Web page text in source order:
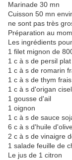
Marinade 30 mn
Cuisson 50 mn
ne sont pas très
Préparation au
Les ingrédients
1 filet mignon de
1 c à s de persil
1 c à s de romarin
1 c à s de thym
1 c à s d'origan
1 gousse d'ail
1 oignon
1 c à s de sauce
6 c à s d'huile
2 c à s de vinaigre
1 salade feuille de
Le jus de 1 citron